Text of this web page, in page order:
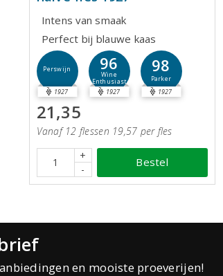
Intens van smaak
Perfect bij blauwe kaas
Perswijn
1927
96
Wine
Enthusiast
1927
98
Parker
1927
21,35
Vanaf 12 flessen 19,57 per fles
+
-
Bestel
en mooiste proeverijen!